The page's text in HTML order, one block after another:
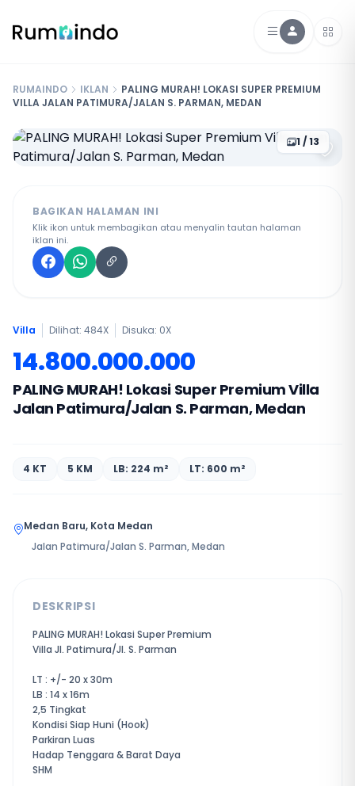
RUMAINDO IKLAN
PALING MURAH! LOKASI SUPER PREMIUM
VILLA JALAN PATIMURA/JALAN S. PARMAN, MEDAN
1 / 13
BAGIKAN HALAMAN INI
Klik ikon untuk membagikan atau menyalin tautan halaman
iklan ini.
Villa Dilihat: 484X Disuka: 0X
14.800.000.000
PALING MURAH! Lokasi Super Premium Villa
Jalan Patimura/Jalan S. Parman, Medan
4 KT 5 KM LB: 224 m² LT: 600 m²
Medan Baru, Kota Medan
Jalan Patimura/Jalan S. Parman, Medan
DESKRIPSI
PALING MURAH! Lokasi Super Premium
Villa Jl. Patimura/Jl. S. Parman
LT : +/- 20 x 30m
LB : 14 x 16m
2,5 Tingkat
Kondisi Siap Huni (Hook)
Parkiran Luas
Hadap Tenggara & Barat Daya
SHM